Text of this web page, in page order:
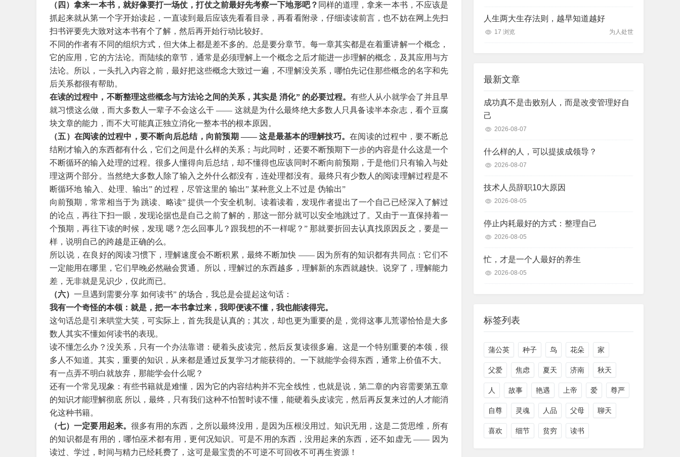
（四）拿来一本书，就好像要打一场仗，打仗之前最好先考察一下地形吧？ 同样的道理，拿来一本书，不应该是
抓起来就从第一个字开始读起，一直读到最后应该先看看目录，再看看附录，仔细读读前言，也不妨在网上先扫
扫书评要先大致对这本书有个了解，然后再开始行动比较好。
不同的作者有不同的组织方式，但大体上都是差不多的。总是要分章节。每一章其实都是在着重讲解一个概念，
它的应用，它的方法论。而陆续的章节，通常是必须理解上一个概念之后才能进一步理解的概念，及其应用与方
法论。所以，一头扎入内容之前，最好把这些概念大致过一遍，不理解没关系，哪怕先记住那些概念的名字和先
后关系都很有帮助。
在读的过程中，不断整理这些概念与方法论之间的关系，其实是 消化” 的必要过程。有些人从小就学会了并且早
就习惯这么做，而大多数人一辈子不会这么干 —— 这就是为什么最终绝大多数人只具备读半本杂志，看个豆腐
块文章的能力，而不大可能真正独立消化一整本书的根本原因。
（五） 在阅读的过程中，要不断向后总结，向前预期 —— 这是最基本的理解技巧。在阅读的过程中，要不断总
结刚才输入的东西都有什么，它们之间是什么样的关系；与此同时，还要不断预期下一步的内容是什么这是一个
不断循环的输入处理的过程。很多人懂得向后总结，却不懂得也应该同时不断向前预期，于是他们只有输入与处
理这两个部分。当然绝大多数人除了输入之外什么都没有，连处理都没有。最终只有少数人的阅读理解过程是不
断循环地 输入、处理、输出” 的过程，尽管这里的 输出” 某种意义上不过是 伪输出”
向前预期，常常相当于为 跳读、略读” 提供一个安全机制。读着读着，发现作者提出了一个自己已经深入了解过
的论点，再往下扫一眼，发现论据也是自己之前了解的，那这一部分就可以安全地跳过了。又由于一直保持着一
个预期，再往下读的时候，发现 嗯？怎么回事儿？跟我想的不一样呢？” 那就要折回去认真找原因反之，要是一
样，说明自己的跨越是正确的么。
所以说，在良好的阅读习惯下，理解速度会不断积累，最终不断加快 —— 因为所有的知识都有共同点：它们不
一定能用在哪里，它们早晚必然融会贯通。所以，理解过的东西越多，理解新的东西就越快。说穿了，理解能力
差，无非就是见识少，仅此而已。
（六） 一旦遇到需要分享 如何读书” 的场合，我总是会提起这句话：
我有一个奇怪的本领：就是，把一本书拿过来，我即便读不懂，我也能读得完。
这句话总是引来哄堂大笑，可实际上，首先我是认真的；其次，却也更为重要的是，觉得这事儿荒谬恰恰是大多
数人其实不懂如何读书的表现。
读不懂怎么办？没关系，只有一个办法靠谱：硬着头皮读完，然后反复读很多遍。这是一个特别重要的本领，很
多人不知道。其实，重要的知识，从来都是通过反复学习才能获得的。一下就能学会得东西，通常上价值不大。
有一点弄不明白就放弃，那能学会什么呢？
还有一个常见现象：有些书籍就是难懂，因为它的内容结构并不完全线性，也就是说，第二章的内容需要第五章
的知识才能理解彻底 所以，最终，只有我们这种不怕暂时读不懂，能硬着头皮读完，然后再反复来过的人才能消
化这种书籍。
（七）一定要用起来。 很多有用的东西，之所以最终没用，是因为压根没用过。知识无用，这是二货思维，所有
的知识都是有用的，哪怕巫术都有用，更何况知识。可是不用的东西，没用起来的东西，还不如虚无 —— 因为
读过、学过，时间与精力已经耗费了，这可是最宝贵的不可逆不可回收不可再生资源！
人生两大生存法则，越早知道越好
17 浏览 为人处世
最新文章
成功真不是击败别人，而是改变管理好自
己
2026-08-07
什么样的人，可以提拔成领导？
2026-08-07
技术人员辞职10大原因
2026-08-05
停止内耗最好的方式：整理自己
2026-08-05
忙，才是一个人最好的养生
2026-08-05
标签列表
蒲公英 种子 鸟 花朵 家
父爱 焦虑 夏天 济南 秋天
人 故事 艳遇 上帝 爱 尊严
自尊 灵魂 人品 父母 聊天
喜欢 细节 贫穷 读书